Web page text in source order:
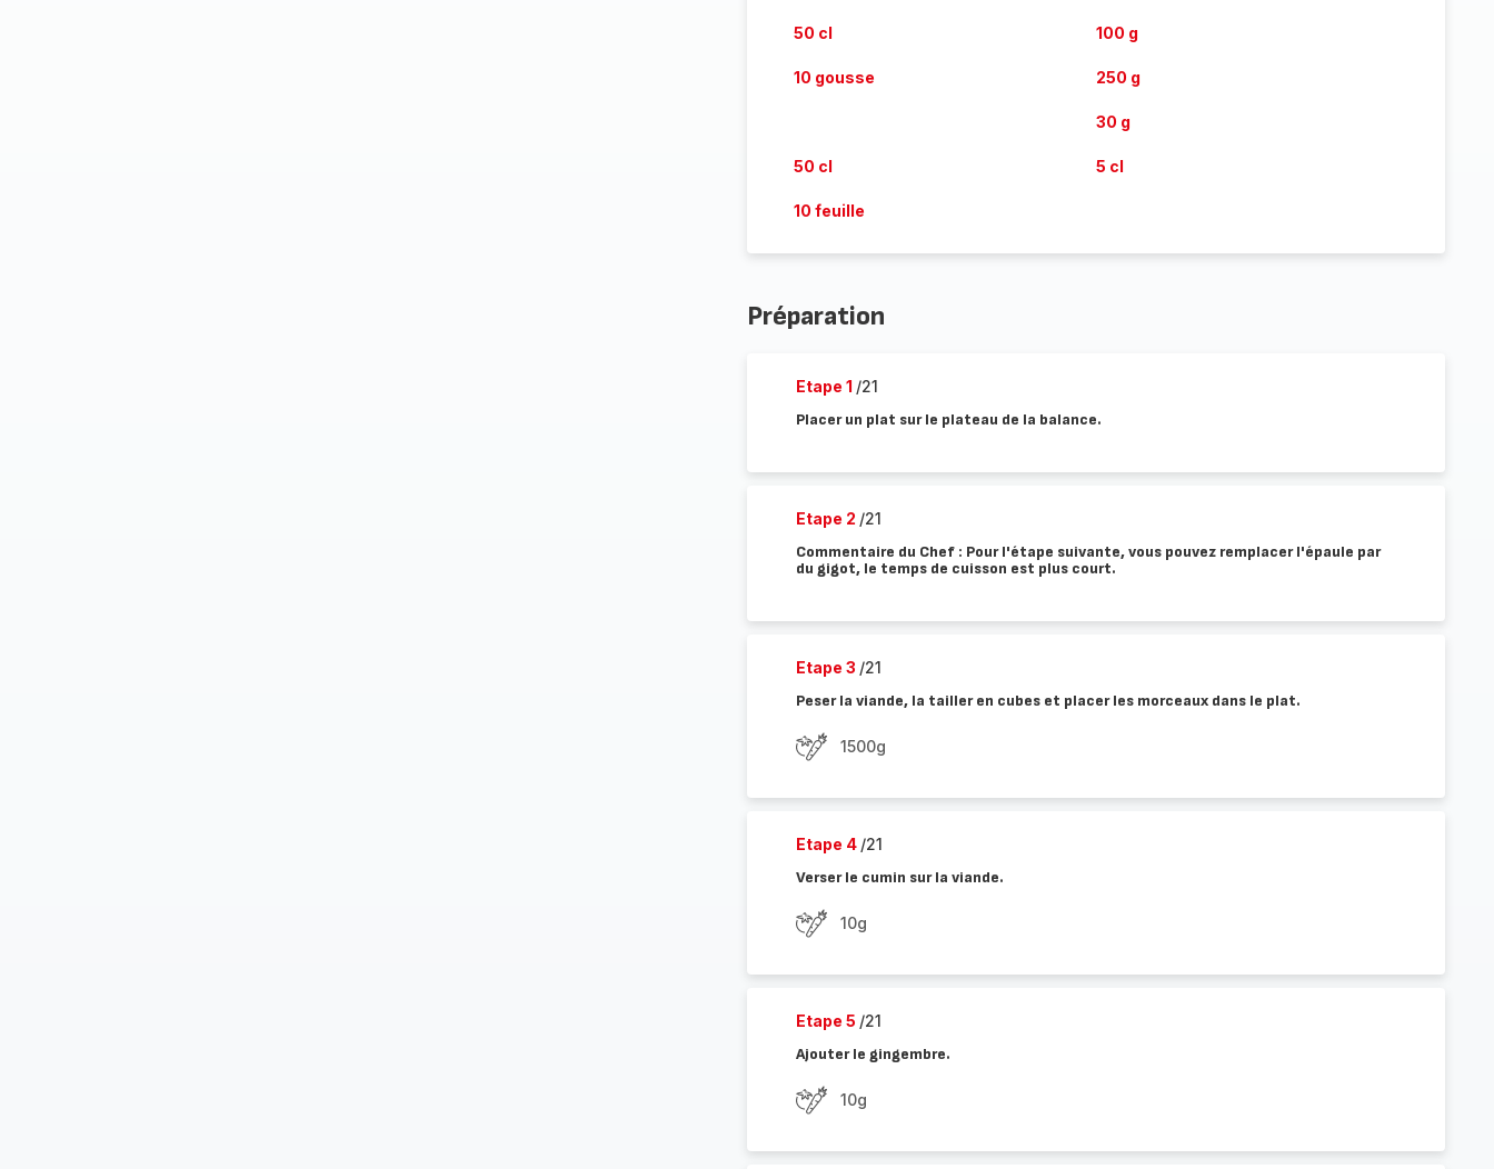
50 cl 100 g
10 gousse 250 g
30 g
50 cl 5 cl
10 feuille
Préparation
Etape 1 /21
Placer un plat sur le plateau de la balance.
Etape 2 /21
Commentaire du Chef : Pour l'étape suivante, vous pouvez remplacer l'épaule par
du gigot, le temps de cuisson est plus court.
Etape 3 /21
Peser la viande, la tailler en cubes et placer les morceaux dans le plat.
1500g
Etape 4 /21
Verser le cumin sur la viande.
10g
Etape 5 /21
Ajouter le gingembre.
10g